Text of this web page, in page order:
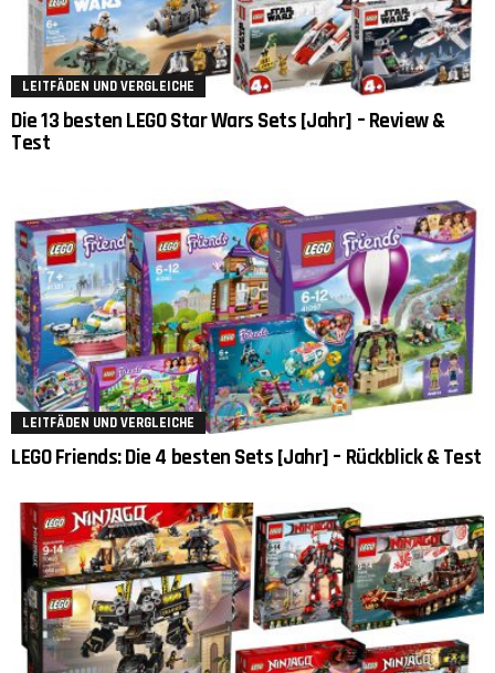
LEITFÄDEN UND VERGLEICHE
Die 13 besten LEGO Star Wars Sets [Jahr] – Review &
Test
LEITFÄDEN UND VERGLEICHE
LEGO Friends: Die 4 besten Sets [Jahr] – Rückblick & Test